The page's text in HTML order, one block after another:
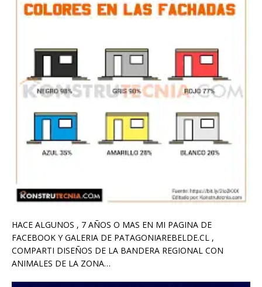
HACE ALGUNOS , 7 AÑOS O MAS EN MI PAGINA DE
FACEBOOK Y GALERIA DE PATAGONIAREBELDE.CL ,
COMPARTI DISEÑOS DE LA BANDERA REGIONAL CON
ANIMALES DE LA ZONA…